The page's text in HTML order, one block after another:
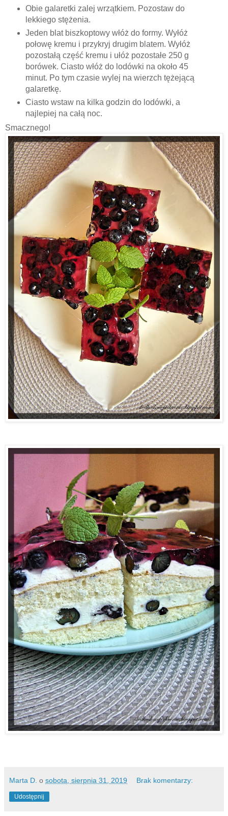
Obie galaretki zalej wrzątkiem. Pozostaw do
lekkiego stężenia.
Jeden blat biszkoptowy włóż do formy. Wyłóż
połowę kremu i przykryj drugim blatem. Wyłóż
pozostałą część kremu i ułóż pozostałe 250 g
borówek. Ciasto włóż do lodówki na około 45
minut. Po tym czasie wylej na wierzch tężejącą
galaretkę.
Ciasto wstaw na kilka godzin do lodówki, a
najlepiej na całą noc.
Smacznego!
Marta D. o sobota, sierpnia 31, 2019 Brak komentarzy:
Udostępnij